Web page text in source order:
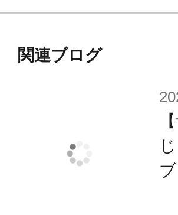
すべてのプロデューサ
「ハートエフェクトパ
※ハートエフェクトパ
Chu→LOVER!!-」(別売
関連ブログ